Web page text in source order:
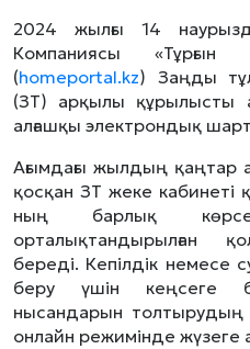
2024 жылғы 14
Компаниясы
(homeportal.kz) Заңды
(ЗТ) арқылы құрылысты
алғашқы электрондық
Ағымдағы жылдың қаңтар
қосқан ЗТ жеке кабинеті
ның барлық
орталықтандырылған
береді. Кепілдік немесе
беру үшін кеңсеге
нысандарын толтырудың
онлайн режимінде